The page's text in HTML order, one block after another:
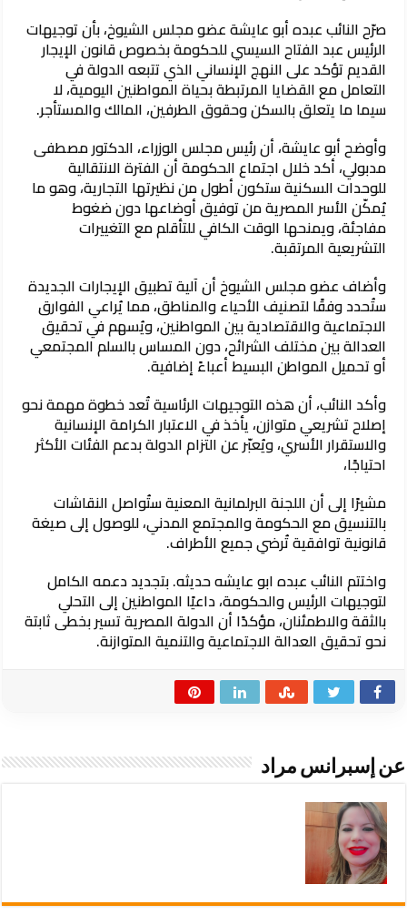
صرّح النائب عبده أبو عايشة عضو مجلس الشيوخ، بأن توجيهات
الرئيس عبد الفتاح السيسي للحكومة بخصوص قانون الإيجار
القديم تؤكد على النهج الإنساني الذي تتبعه الدولة في
التعامل مع القضايا المرتبطة بحياة المواطنين اليومية، لا
سيما ما يتعلق بالسكن وحقوق الطرفين، المالك والمستأجر.
وأوضح أبو عايشة، أن رئيس مجلس الوزراء، الدكتور مصطفى
مدبولي، أكد خلال اجتماع الحكومة أن الفترة الانتقالية
للوحدات السكنية ستكون أطول من نظيرتها التجارية، وهو ما
يُمكّن الأسر المصرية من توفيق أوضاعها دون ضغوط
مفاجئة، ويمنحها الوقت الكافي للتأقلم مع التغييرات
التشريعية المرتقبة.
وأضاف عضو مجلس الشيوخ أن آلية تطبيق الإيجارات الجديدة
ستُحدد وفقًا لتصنيف الأحياء والمناطق، مما يُراعي الفوارق
الاجتماعية والاقتصادية بين المواطنين، ويُسهم في تحقيق
العدالة بين مختلف الشرائح، دون المساس بالسلم المجتمعي
أو تحميل المواطن البسيط أعباءً إضافية.
وأكد النائب، أن هذه التوجيهات الرئاسية تُعد خطوة مهمة نحو
إصلاح تشريعي متوازن، يأخذ في الاعتبار الكرامة الإنسانية
والاستقرار الأسري، ويُعبّر عن التزام الدولة بدعم الفئات الأكثر
احتياجًا،
مشيرًا إلى أن اللجنة البرلمانية المعنية ستُواصل النقاشات
بالتنسيق مع الحكومة والمجتمع المدني، للوصول إلى صيغة
قانونية توافقية تُرضي جميع الأطراف.
واختتم النائب عبده ابو عايشه حديثه. بتجديد دعمه الكامل
لتوجيهات الرئيس والحكومة، داعيًا المواطنين إلى التحلي
بالثقة والاطمئنان، مؤكدًا أن الدولة المصرية تسير بخطى ثابتة
نحو تحقيق العدالة الاجتماعية والتنمية المتوازنة.
عن إسبرانس مراد